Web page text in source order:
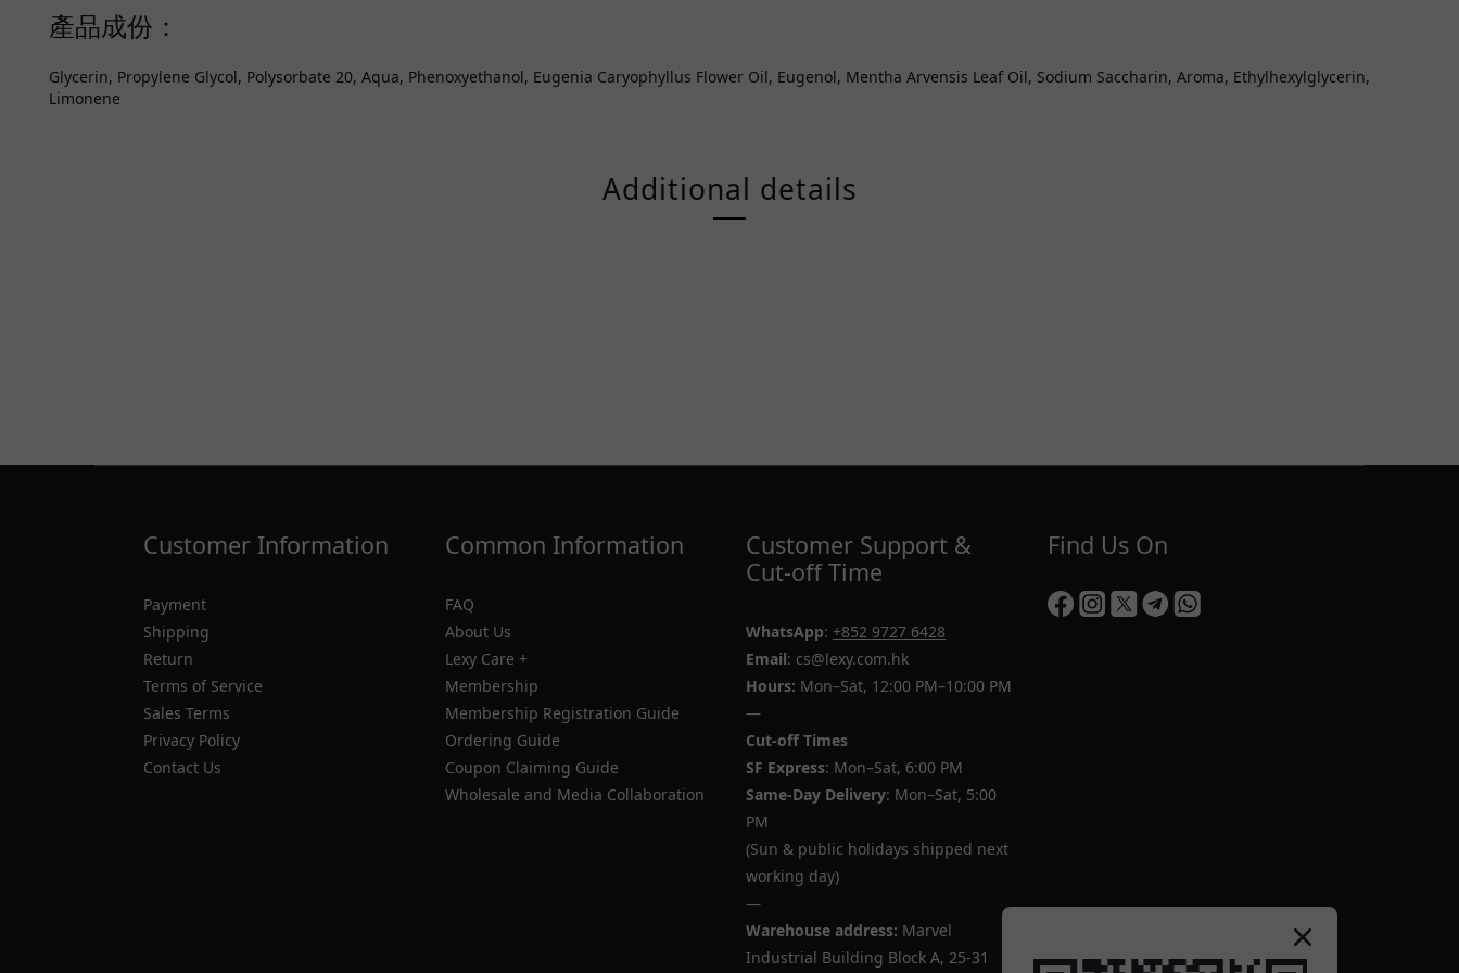
產品成份：
Glycerin, Propylene Glycol, Polysorbate 20, Aqua, Phenoxyethanol, Eugenia Caryophyllus Flower Oil, Eugenol, Mentha Arvensis Leaf Oil, Sodium Saccharin, Aroma, Ethylhexylglycerin,
Limonene
Additional details
Customer Information
Payment
Shipping
Return
Terms of Service
Sales Terms
Privacy Policy
Contact Us
Common Information
FAQ
About Us
Lexy Care +
Membership
Membership Registration Guide
Ordering Guide
Coupon Claiming Guide
Wholesale and Media Collaboration
Customer Support &
Cut-off Time
WhatsApp: +852 9727 6428
Email: cs@lexy.com.hk
Hours: Mon–Sat, 12:00 PM–10:00 PM
—
Cut-off Times
SF Express: Mon–Sat, 6:00 PM
Same-Day Delivery: Mon–Sat, 5:00
PM
(Sun & public holidays shipped next
working day)
—
Warehouse address: Marvel
Industrial Building Block A, 25-31
Find Us On